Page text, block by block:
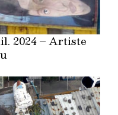
2024 – Artiste